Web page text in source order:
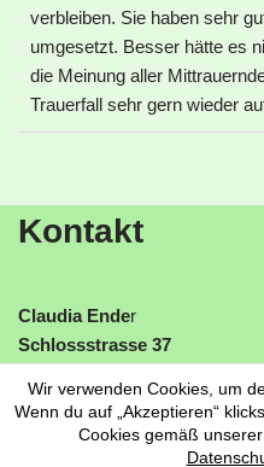
verbleiben. Sie haben sehr
umgesetzt. Besser hätte es
die Meinung aller
Trauerfall sehr gern wieder
Kontakt
Claudia Ender
Schlossstrasse 37
Tel:
0151 22786977
www.trauerreden-
claudiaender@web.de
Wir verwenden Cookies, um
Wenn du auf „Akzeptieren“
Cookies gemäß